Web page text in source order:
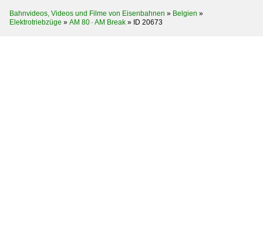
Bahnvideos, Videos und Filme von Eisenbahnen » Belgien »
Elektrotriebzüge » AM 80 · AM Break » ID 20673